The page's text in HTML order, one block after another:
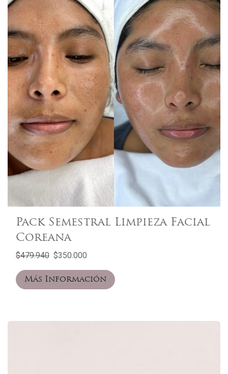
Pack Semestral Limpieza Facial
Coreana
$479.940 $350.000
Más Información